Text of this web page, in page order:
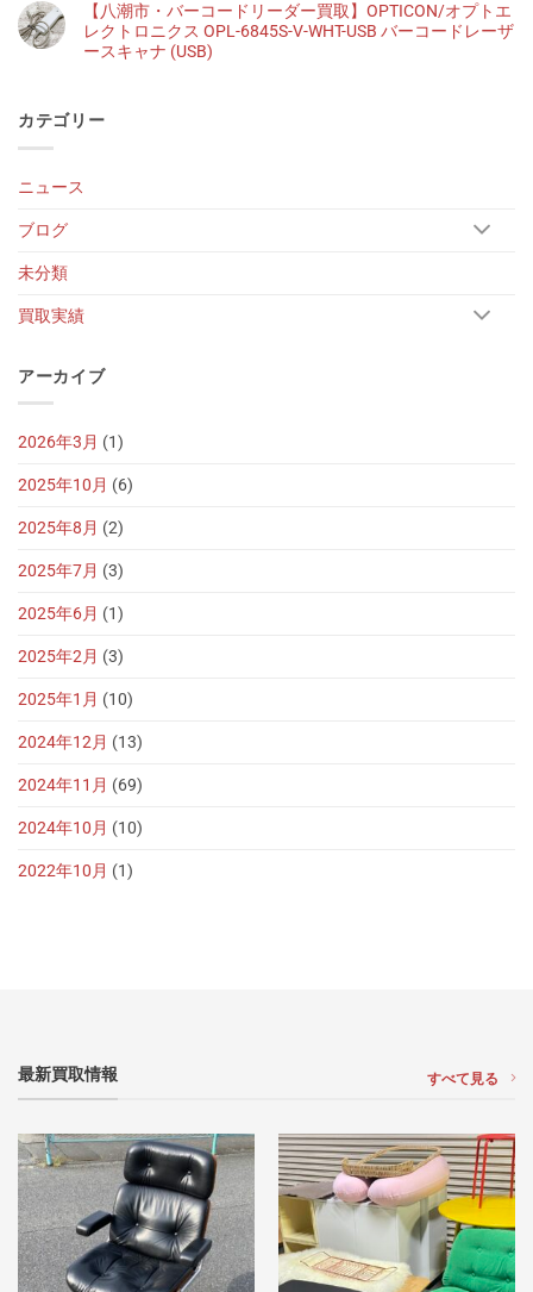
【八潮市・バーコードリーダー買取】OPTICON/オプトエ
レクトロニクス OPL-6845S-V-WHT-USB バーコードレーザ
ースキャナ (USB)
カテゴリー
ニュース
ブログ
未分類
買取実績
アーカイブ
2026年3月 (1)
2025年10月 (6)
2025年8月 (2)
2025年7月 (3)
2025年6月 (1)
2025年2月 (3)
2025年1月 (10)
2024年12月 (13)
2024年11月 (69)
2024年10月 (10)
2022年10月 (1)
最新買取情報 すべて見る